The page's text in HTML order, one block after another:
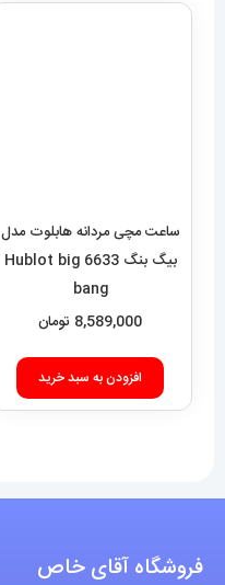
ساعت مچی مردانه هابلوت مدل
بیگ بنگ 6633 Hublot big
bang
8,589,000 تومان
افزودن به سبد خرید
فروشگاه آقای خاص